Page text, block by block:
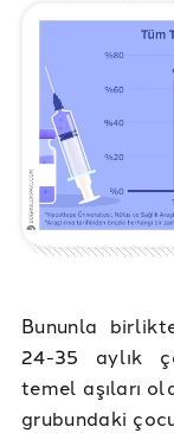
Bununla
24-35 aylık
temel aşıları
grubundaki